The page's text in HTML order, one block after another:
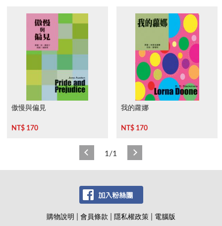
傲慢與偏見
NT$ 170
我的蘿娜
NT$ 170
1/1
購物說明 會員條款 隱私權政策 電腦版